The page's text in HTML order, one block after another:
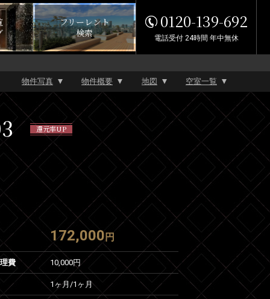
フリーレント
検索
0120-139-692
電話受付 24時間 年中無休
物件写真 物件概要 地図 空室一覧
還元率UP
172,000 円
費 10,000円
1ヶ月 /1ヶ月